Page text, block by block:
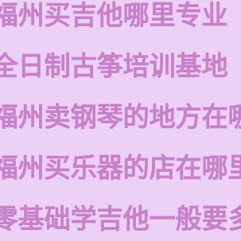
州买吉他哪里专业
日制古筝培训基地
州卖钢琴的地方在
州买乐器的店在哪
基础学吉他一般要